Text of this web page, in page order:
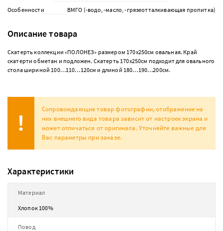
Особенности
ВМГО (-водо, -масло, -грязеотталкивающая пропитка)
Описание товара
Скатерть коллекции «ПОЛОНЕЗ» размером 170х250см овальная. Край
скатерти обметан и подложен. Скатерть 170х250см подходит для овального
стола шириной 100…110…120см и длиной 180…190…200см.
Сопровождающие товар фотографии, отображение на
них внешнего вида товара зависит от настроек экрана и
может отличаться от оригинала. Уточняйте важные для
Вас параметры при заказе.
Характеристики
Материал
Хлопок 100%
Повод